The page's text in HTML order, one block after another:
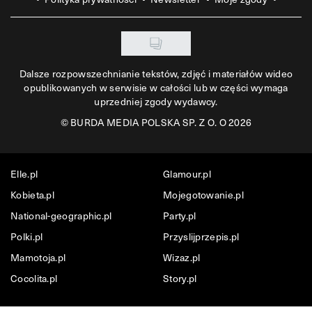
Dalsze rozpowszechnianie tekstów, zdjęć i materiałów wideo
opublikowanych w serwisie w całości lub w części wymaga
uprzedniej zgody wydawcy.
©BURDA MEDIA POLSKA SP. Z O. O 2026
Elle.pl
Glamour.pl
Kobieta.pl
Mojegotowanie.pl
National-geographic.pl
Party.pl
Polki.pl
Przyslijprzepis.pl
Mamotoja.pl
Wizaz.pl
Cocolita.pl
Story.pl